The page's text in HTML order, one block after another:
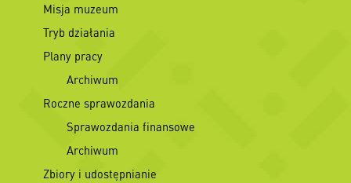
Misja muzeum
Tryb działania
Plany pracy
Archiwum
Roczne sprawozdania
Sprawozdania finansowe
Archiwum
Zbiory i udostępnianie